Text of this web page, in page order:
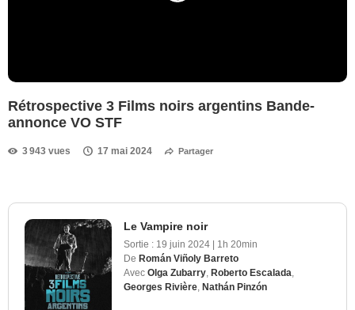
Rétrospective 3 Films noirs argentins Bande-
annonce VO STF
3 943 vues 17 mai 2024 Partager
Le Vampire noir
Sortie : 19 juin 2024 | 1h 20min
De Román Viñoly Barreto
Avec Olga Zubarry Roberto Escalada
Georges Rivière Nathán Pinzón